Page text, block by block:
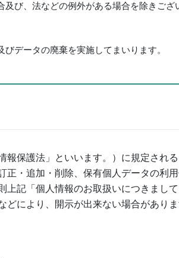
び、法などの例外がある場合を除きござ
データの廃棄を実施してまいります。
保護法」といいます。）に規定され
・追加・削除、保有個人データの利
記「個人情報のお取扱いにつきまし
により、開示が出来ない場合があり